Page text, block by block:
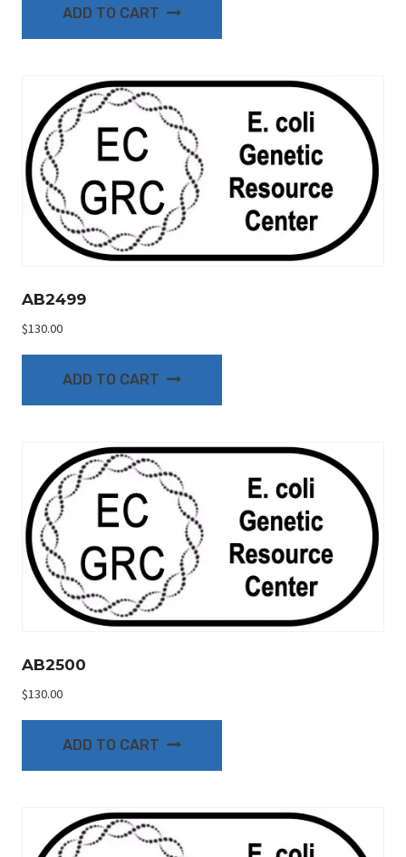
ADD TO CART
AB2499
$130.00
ADD TO CART
AB2500
$130.00
ADD TO CART